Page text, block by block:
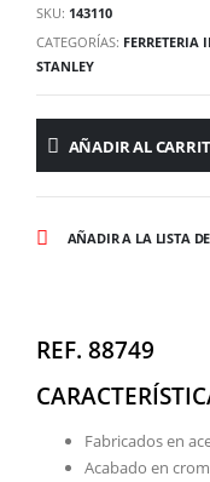
SKU: 143110
CATEGORÍAS: FERRETERIA
STANLEY
AÑADIR AL
AÑADIR A LA LISTA DE
REF. 88749
Fabricados en
Acabado en